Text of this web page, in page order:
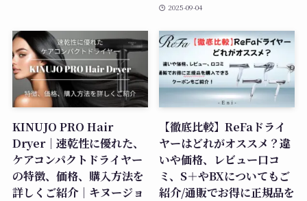
2025-09-04
KINUJO PRO Hair
Dryer｜速乾性に優れた、
ケアコンパクトドライヤー
の特徴、価格、購入方法を
詳しくご紹介｜キヌージョ
【徹底比較】ReFaドライ
ヤーはどれがオススメ？違
いや価格、レビュー口コ
ミ、S＋やBXについてもご
紹介/通販でお得に正規品を